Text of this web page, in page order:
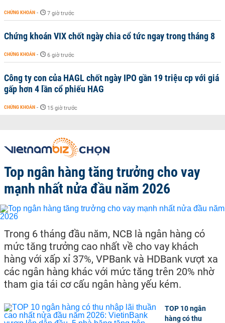
CHỨNG KHOÁN - 7 giờ trước
Chứng khoán VIX chốt ngày chia cổ tức ngay trong tháng 8
CHỨNG KHOÁN - 6 giờ trước
Công ty con của HAGL chốt ngày IPO gần 19 triệu cp với giá
gấp hơn 4 lần cổ phiếu HAG
CHỨNG KHOÁN - 15 giờ trước
Top ngân hàng tăng trưởng cho vay
mạnh nhất nửa đầu năm 2026
Trong 6 tháng đầu năm, NCB là ngân hàng có
mức tăng trưởng cao nhất về cho vay khách
hàng với xấp xỉ 37%, VPBank và HDBank vượt xa
các ngân hàng khác với mức tăng trên 20% nhờ
tham gia tái cơ cấu ngân hàng yếu kém.
TOP 10 ngân
hàng có thu